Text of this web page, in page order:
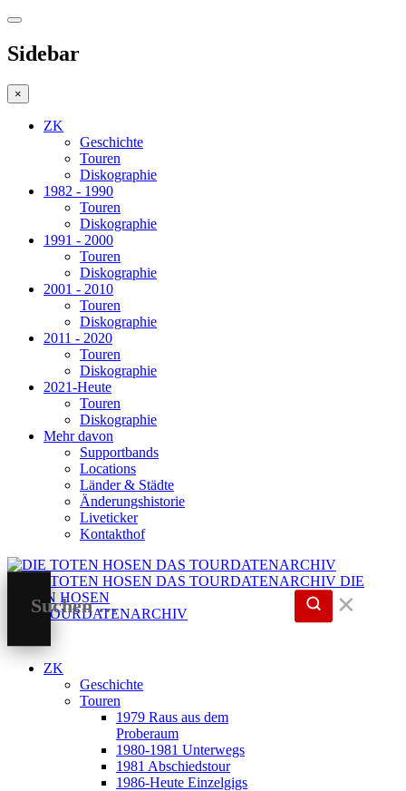
Sidebar
×
ZK
Geschichte
Touren
Diskographie
1982 - 1990
Touren
Diskographie
1991 - 2000
Touren
Diskographie
2001 - 2010
Touren
Diskographie
2011 - 2020
Touren
Diskographie
2021-Heute
Touren
Diskographie
Mehr davon
Supportbands
Locations
Länder & Städte
Änderungshistorie
Liveticker
Kontakthof
DIE
TOTEN HOSEN
DAS TOURDATENARCHIV
✕
ZK
Geschichte
Touren
1979 Raus aus dem
Proberaum
1980-1981 Unterwegs
1981 Abschiedstour
1986-Heute Einzelgigs